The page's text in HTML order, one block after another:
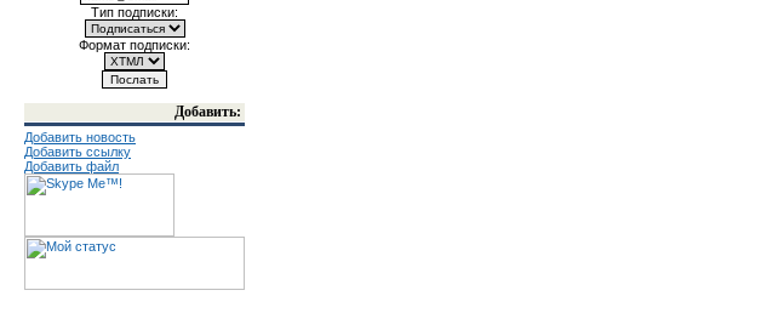
Тип подписки:
Формат подписки:
Добавить:
Добавить новость
Добавить ссылку
Добавить файл